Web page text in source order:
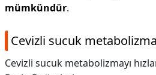
mümkündür.
Cevizli sucuk
Cevizli sucuk metabolizmayı